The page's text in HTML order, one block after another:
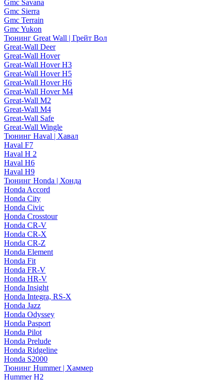
Gmc Savana
Gmc Sierra
Gmc Terrain
Gmc Yukon
Тюнинг Great Wall | Грейт Вол
Great-Wall Deer
Great-Wall Hover
Great-Wall Hover H3
Great-Wall Hover H5
Great-Wall Hover H6
Great-Wall Hover M4
Great-Wall M2
Great-Wall M4
Great-Wall Safe
Great-Wall Wingle
Тюнинг Haval | Хавал
Haval F7
Haval H 2
Haval H6
Haval H9
Тюнинг Honda | Хонда
Honda Accord
Honda City
Honda Civic
Honda Crosstour
Honda CR-V
Honda CR-X
Honda CR-Z
Honda Element
Honda Fit
Honda FR-V
Honda HR-V
Honda Insight
Honda Integra, RS-X
Honda Jazz
Honda Odyssey
Honda Pasport
Honda Pilot
Honda Prelude
Honda Ridgeline
Honda S2000
Тюнинг Hummer | Хаммер
Hummer H2